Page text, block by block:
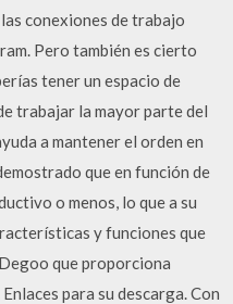
conexiones de trabajo
Pero también es cierto
tener un espacio de
trabajar la mayor parte del
a mantener el orden en
que en función de
o menos, lo que a su
y funciones que
que proporciona
para su descarga. Con